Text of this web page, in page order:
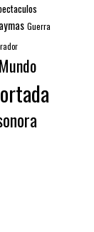
Guerra
Mundo